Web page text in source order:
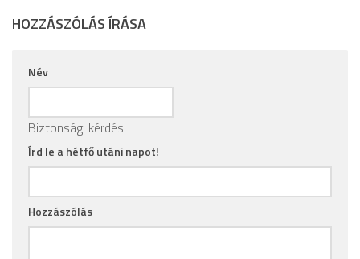
HOZZÁSZÓLÁS ÍRÁSA
Név
Biztonsági kérdés:
Írd le a hétfő utáni napot!
Hozzászólás